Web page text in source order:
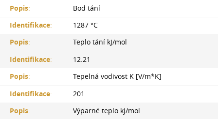
Popis:
Bod tání
Identifikace:
1287 °С
Popis:
Teplo tání kJ/mol
Identifikace:
12.21
Popis:
Tepelná vodivost K [V/m*K]
Identifikace:
201
Popis: Výparné teplo kJ/mol